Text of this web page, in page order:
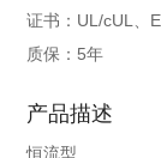
证书：UL/cUL、
质保：5年
产品描述
恒流型